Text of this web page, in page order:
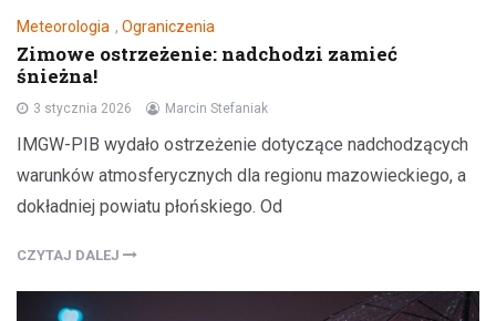
Meteorologia , Ograniczenia
Zimowe ostrzeżenie: nadchodzi zamieć
śnieżna!
3 stycznia 2026 Marcin Stefaniak
IMGW-PIB wydało ostrzeżenie dotyczące nadchodzących
warunków atmosferycznych dla regionu mazowieckiego, a
dokładniej powiatu płońskiego. Od
CZYTAJ DALEJ